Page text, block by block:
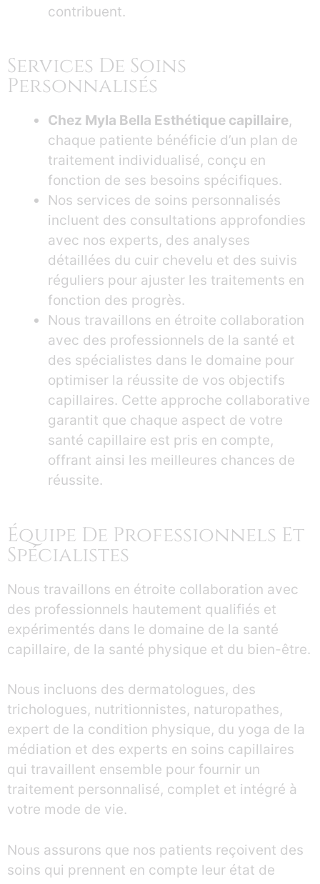
contribuent.
Services De Soins
Personnalisés
Chez Myla Bella Esthétique capillaire,
chaque patiente bénéficie d’un plan de
traitement individualisé, conçu en
fonction de ses besoins spécifiques.
Nos services de soins personnalisés
incluent des consultations approfondies
avec nos experts, des analyses
détaillées du cuir chevelu et des suivis
réguliers pour ajuster les traitements en
fonction des progrès.
Nous travaillons en étroite collaboration
avec des professionnels de la santé et
des spécialistes dans le domaine pour
optimiser la réussite de vos objectifs
capillaires. Cette approche collaborative
garantit que chaque aspect de votre
santé capillaire est pris en compte,
offrant ainsi les meilleures chances de
réussite.
Équipe De Professionnels Et
Spécialistes
Nous travaillons en étroite collaboration avec
des professionnels hautement qualifiés et
expérimentés dans le domaine de la santé
capillaire, de la santé physique et du bien-être.
Nous incluons des dermatologues, des
trichologues, nutritionnistes, naturopathes,
expert de la condition physique, du yoga de la
médiation et des experts en soins capillaires
qui travaillent ensemble pour fournir un
traitement personnalisé, complet et intégré à
votre mode de vie.
Nous assurons que nos patients reçoivent des
soins qui prennent en compte leur état de